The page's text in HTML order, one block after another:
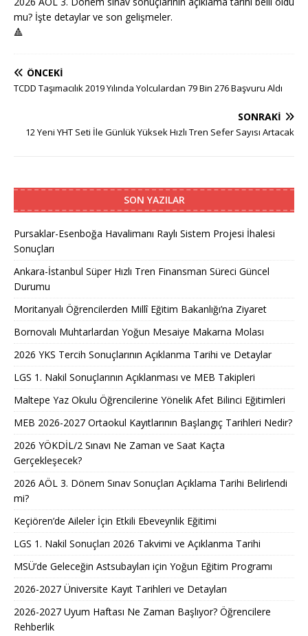
mu? İşte detaylar ve son gelişmeler.
🔺
ÖNCEKI
TCDD Taşımacılık 2019 Yılında Yolculardan 79 Bin 276 Başvuru Aldı
SONRAKI
12 Yeni YHT Seti İle Günlük Yüksek Hızlı Tren Sefer Sayısı Artacak
SON YAZILAR
Pursaklar-Esenboğa Havalimanı Raylı Sistem Projesi İhalesi
Sonuçları
Ankara-İstanbul Süper Hızlı Tren Finansman Süreci Güncel
Durumu
Moritanyalı Öğrencilerden Millî Eğitim Bakanlığı’na Ziyaret
Bornovalı Muhtarlardan Yoğun Mesaiye Makarna Molası
2026 YKS Tercih Sonuçlarının Açıklanma Tarihi ve Detaylar
LGS 1. Nakil Sonuçlarının Açıklanması ve MEB Takipleri
Maltepe Yaz Okulu Öğrencilerine Yönelik Afet Bilinci Eğitimleri
MEB 2026-2027 Ortaokul Kayıtlarının Başlangıç Tarihleri Nedir?
2026 YÖKDİL/2 Sınavı Ne Zaman ve Saat Kaçta
Gerçekleşecek?
2026 AÖL 3. Dönem Sınav Sonuçları Açıklama Tarihi Belirlendi
mi?
Keçiören’de Aileler İçin Etkili Ebeveynlik Eğitimi
LGS 1. Nakil Sonuçları 2026 Takvimi ve Açıklanma Tarihi
MSÜ’de Geleceğin Astsubayları için Yoğun Eğitim Programı
2026-2027 Üniversite Kayıt Tarihleri ve Detayları
2026-2027 Uyum Haftası Ne Zaman Başlıyor? Öğrencilere
Rehberlik